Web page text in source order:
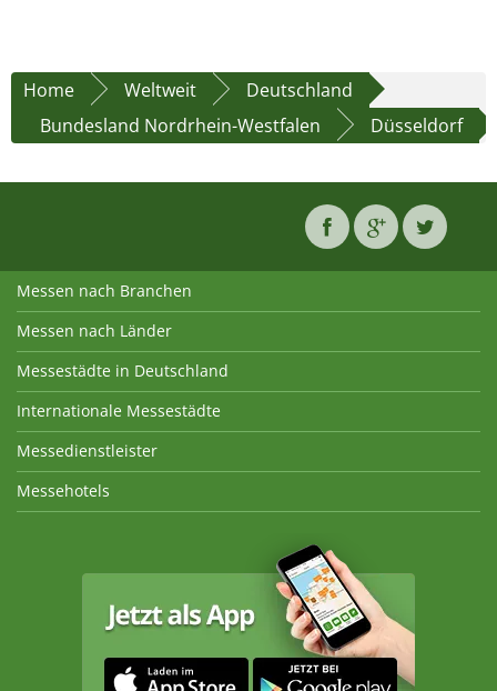
Home Weltweit
Deutschland
Bundesland Nordrhein-Westfalen
Düsseldorf
Messen nach Branchen
Messen nach Länder
Messestädte in Deutschland
Internationale Messestädte
Messedienstleister
Messehotels